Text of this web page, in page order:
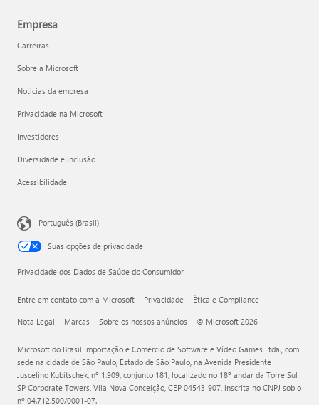
Empresa
Carreiras
Sobre a Microsoft
Notícias da empresa
Privacidade na Microsoft
Investidores
Diversidade e inclusão
Acessibilidade
Português (Brasil)
Suas opções de privacidade
Privacidade dos Dados de Saúde do Consumidor
Entre em contato com a Microsoft Privacidade Ética e Compliance
Nota Legal Marcas Sobre os nossos anúncios © Microsoft 2026
Microsoft do Brasil Importação e Comércio de Software e Vídeo Games Ltda., com
sede na cidade de São Paulo, Estado de São Paulo, na Avenida Presidente
Juscelino Kubitschek, nº 1.909, conjunto 181, localizado no 18º andar da Torre Sul
SP Corporate Towers, Vila Nova Conceição, CEP 04543-907, inscrita no CNPJ sob o
nº 04.712.500/0001-07.